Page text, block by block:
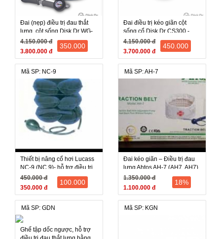
Đai (nẹp) điều trị đau thắt
lưng, cột sống Disk Dr WG-
50 (WG 50, WG50) - Hàn
Quốc
4.150.000 đ
3.800.000 đ
350.000
Đai điều trị kéo giãn cột
sống cổ Disk Dr CS300 -
Hàn Quốc , bảo hành 12
tháng
4.150.000 đ
3.700.000 đ
450.000
Mã SP: NC-9
Thiết bị nâng cổ hơi Lucass
NC-9 (NC 9)- hỗ trợ điều trị
đau, gáy, mỏi cổ
450.000 đ
350.000 đ
100.000
Mã SP: AH-7
Đai kéo giãn – Điều trị đau
lưng Ahtos AH-7 (AH7, AH7)
1.350.000 đ
1.100.000 đ
18%
Mã SP: GDN
Ghế tập dốc ngược, hỗ trợ
Mã SP: KGN